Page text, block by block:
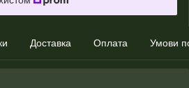
Доставка Оплата Умови